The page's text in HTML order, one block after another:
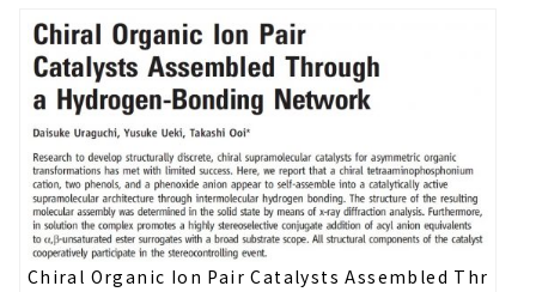
Chiral Organic Ion Pair Catalysts Assembled Thr